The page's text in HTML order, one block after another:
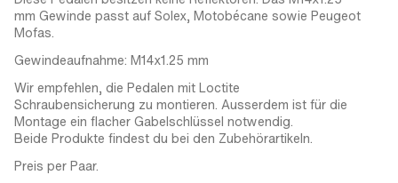
mm Gewinde passt auf Solex, Motobécane sowie Peugeot
Mofas.
Gewindeaufnahme: M14x1.25 mm
Wir empfehlen, die Pedalen mit Loctite
Schraubensicherung zu montieren. Ausserdem ist für die
Montage ein flacher Gabelschlüssel notwendig.
Beide Produkte findest du bei den Zubehörartikeln.
Preis per Paar.